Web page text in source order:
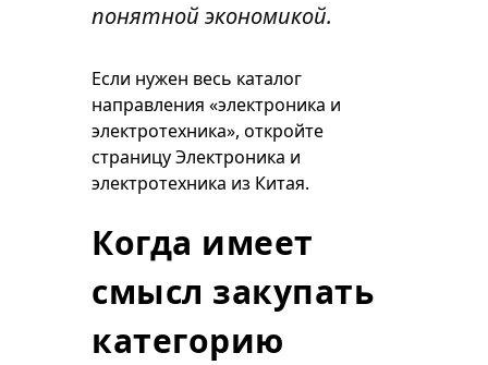
понятной экономикой.
Если нужен весь каталог
направления «электроника и
электротехника», откройте
страницуЭлектроника и
электротехника из Китая.
Когда имеет
смысл закупать
категорию